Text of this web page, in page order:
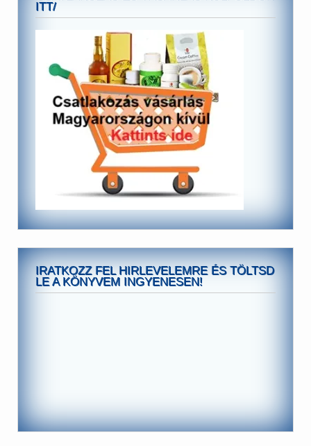
ITT/
IRATKOZZ FEL HIRLEVELEMRE ÉS TÖLTSD
LE A KÖNYVEM INGYENESEN!